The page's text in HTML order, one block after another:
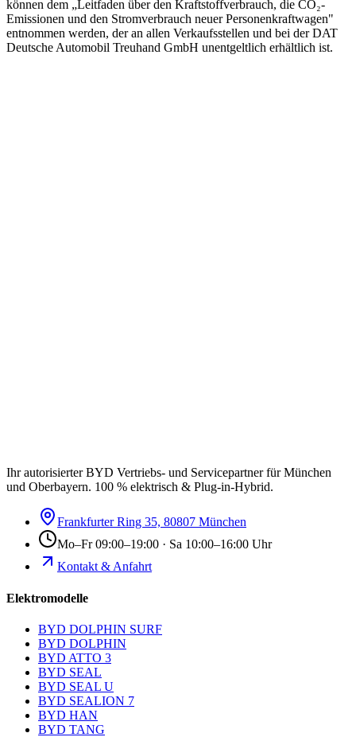
können dem „Leitfaden über den Kraftstoffverbrauch, die CO₂-
Emissionen und den Stromverbrauch neuer Personenkraftwagen"
entnommen werden, der an allen Verkaufsstellen und bei der DAT
Deutsche Automobil Treuhand GmbH unentgeltlich erhältlich ist.
Ihr autorisierter BYD Vertriebs- und Servicepartner für München
und Oberbayern. 100 % elektrisch & Plug-in-Hybrid.
Frankfurter Ring 35, 80807 München
Mo–Fr 09:00–19:00 · Sa 10:00–16:00 Uhr
Kontakt & Anfahrt
Elektromodelle
BYD DOLPHIN SURF
BYD DOLPHIN
BYD ATTO 3
BYD SEAL
BYD SEAL U
BYD SEALION 7
BYD HAN
BYD TANG